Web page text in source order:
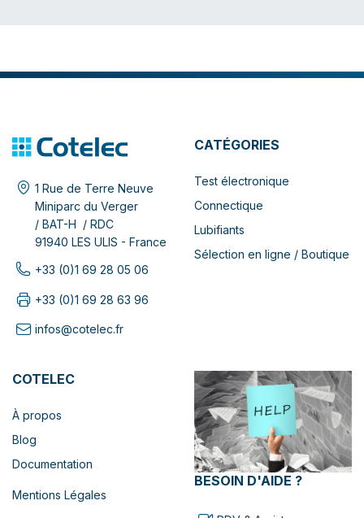
1 Rue de Terre Neuve
Miniparc du Verger
/ BAT-H / RDC
91940 LES ULIS - France
+33 (0)1 69 28 05 06
+33 (0)1 69 28 63 96
infos@cotelec.fr
CATÉGORIES
Test électronique
Connectique
Lubifiants
Sélection en ligne / Boutique
COTELEC
À propos
Blog
Documentation
Mentions Légales
BESOIN D'AIDE ?